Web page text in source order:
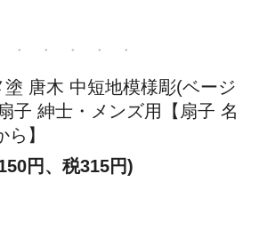
唐木 中短地模様彫(ベージ
子 紳士・メンズ用【扇子 名
】
円、税315円)